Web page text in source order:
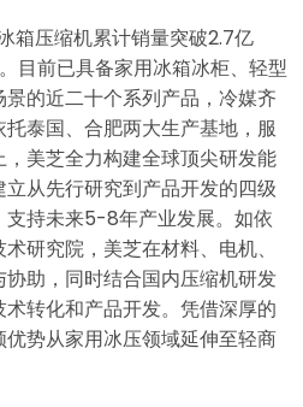
箱压缩机累计销量突破2.7亿
目前已具备家用冰箱冰柜、轻型
的近二十个系列产品，冷媒齐
泰国、合肥两大生产基地，服
美芝全力构建全球顶尖研发能
从先行研究到产品开发的四级
持未来5-8年产业发展。如依
研究院，美芝在材料、电机、
助，同时结合国内压缩机研发
转化和产品开发。凭借深厚的
势从家用冰压领域延伸至轻商